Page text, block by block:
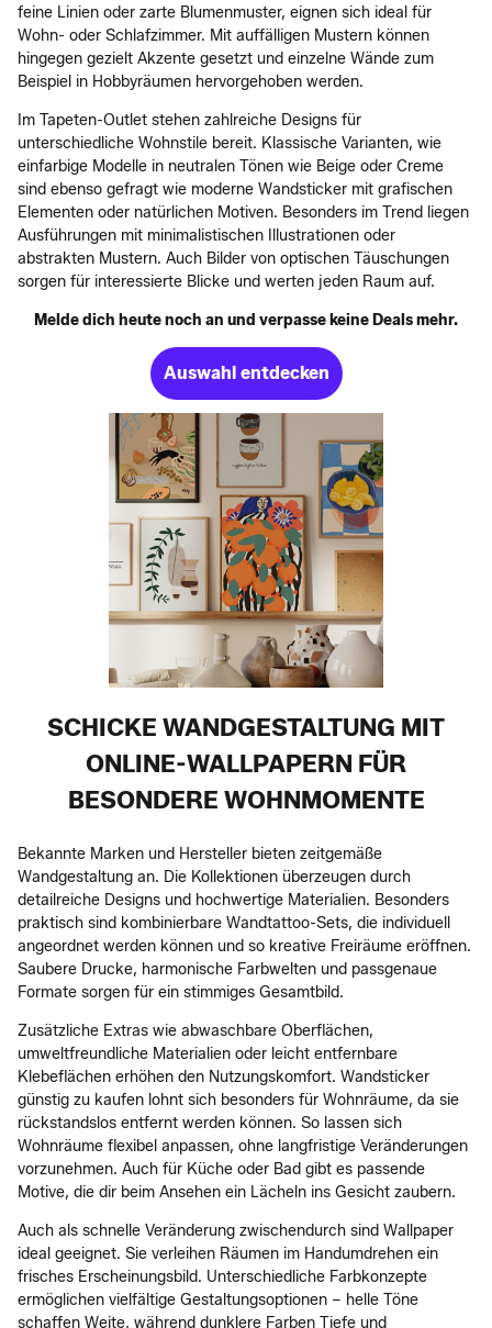
feine Linien oder zarte Blumenmuster, eignen sich ideal für
Wohn- oder Schlafzimmer. Mit auffälligen Mustern können
hingegen gezielt Akzente gesetzt und einzelne Wände zum
Beispiel in Hobbyräumen hervorgehoben werden.
Im Tapeten-Outlet stehen zahlreiche Designs für
unterschiedliche Wohnstile bereit. Klassische Varianten, wie
einfarbige Modelle in neutralen Tönen wie Beige oder Creme
sind ebenso gefragt wie moderne Wandsticker mit grafischen
Elementen oder natürlichen Motiven. Besonders im Trend liegen
Ausführungen mit minimalistischen Illustrationen oder
abstrakten Mustern. Auch Bilder von optischen Täuschungen
sorgen für interessierte Blicke und werten jeden Raum auf.
Melde dich heute noch an und verpasse keine Deals mehr.
Auswahl entdecken
SCHICKE WANDGESTALTUNG MIT
ONLINE-WALLPAPERN FÜR
BESONDERE WOHNMOMENTE
Bekannte Marken und Hersteller bieten zeitgemäße
Wandgestaltung an. Die Kollektionen überzeugen durch
detailreiche Designs und hochwertige Materialien. Besonders
praktisch sind kombinierbare Wandtattoo-Sets, die individuell
angeordnet werden können und so kreative Freiräume eröffnen.
Saubere Drucke, harmonische Farbwelten und passgenaue
Formate sorgen für ein stimmiges Gesamtbild.
Zusätzliche Extras wie abwaschbare Oberflächen,
umweltfreundliche Materialien oder leicht entfernbare
Klebeflächen erhöhen den Nutzungskomfort. Wandsticker
günstig zu kaufen lohnt sich besonders für Wohnräume, da sie
rückstandslos entfernt werden können. So lassen sich
Wohnräume flexibel anpassen, ohne langfristige Veränderungen
vorzunehmen. Auch für Küche oder Bad gibt es passende
Motive, die dir beim Ansehen ein Lächeln ins Gesicht zaubern.
Auch als schnelle Veränderung zwischendurch sind Wallpaper
ideal geeignet. Sie verleihen Räumen im Handumdrehen ein
frisches Erscheinungsbild. Unterschiedliche Farbkonzepte
ermöglichen vielfältige Gestaltungsoptionen – helle Töne
schaffen Weite, während dunklere Farben Tiefe und